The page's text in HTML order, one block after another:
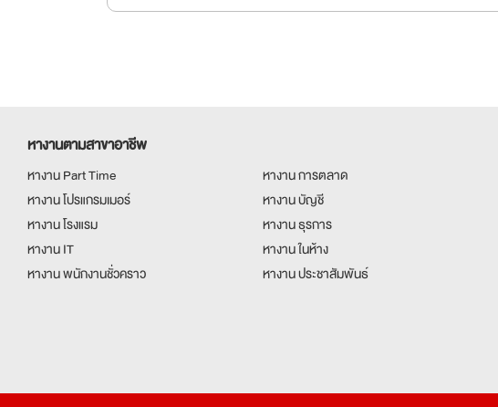
หางานตามสาขาอาชีพ
หางาน Part Time
หางาน การตลาด
หางาน โปรแกรมเมอร์
หางาน บัญชี
หางาน โรงแรม
หางาน ธุรการ
หางาน IT
หางาน ในห้าง
หางาน พนักงานชั่วคราว
หางาน ประชาสัมพันธ์